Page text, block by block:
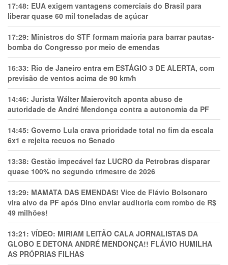
17:48: EUA exigem vantagens comerciais do Brasil para
liberar quase 60 mil toneladas de açúcar
17:29: Ministros do STF formam maioria para barrar pautas-
bomba do Congresso por meio de emendas
16:33: Rio de Janeiro entra em ESTÁGIO 3 DE ALERTA, com
previsão de ventos acima de 90 km/h
14:46: Jurista Wálter Maierovitch aponta abuso de
autoridade de André Mendonça contra a autonomia da PF
14:45: Governo Lula crava prioridade total no fim da escala
6x1 e rejeita recuos no Senado
13:38: Gestão impecável faz LUCRO da Petrobras disparar
quase 100% no segundo trimestre de 2026
13:29: MAMATA DAS EMENDAS! Vice de Flávio Bolsonaro
vira alvo da PF após Dino enviar auditoria com rombo de R$
49 milhões!
13:21: VÍDEO: MIRIAM LEITÃO CALA JORNALISTAS DA
GLOBO E DETONA ANDRÉ MENDONÇA!! FLÁVIO HUMILHA
AS PRÓPRIAS FILHAS